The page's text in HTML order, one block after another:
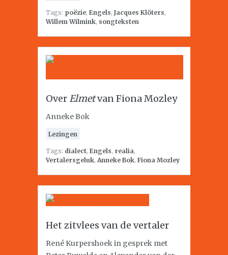
Tags: poëzie, Engels, Jacques Klöters,
Willem Wilmink, songteksten
OverElmetvan Fiona Mozley
Anneke Bok
Lezingen
Tags: dialect, Engels, realia,
Vertalersgeluk, Anneke Bok, Fiona Mozley
Het zitvlees van de vertaler
René Kurpershoek in gesprek met